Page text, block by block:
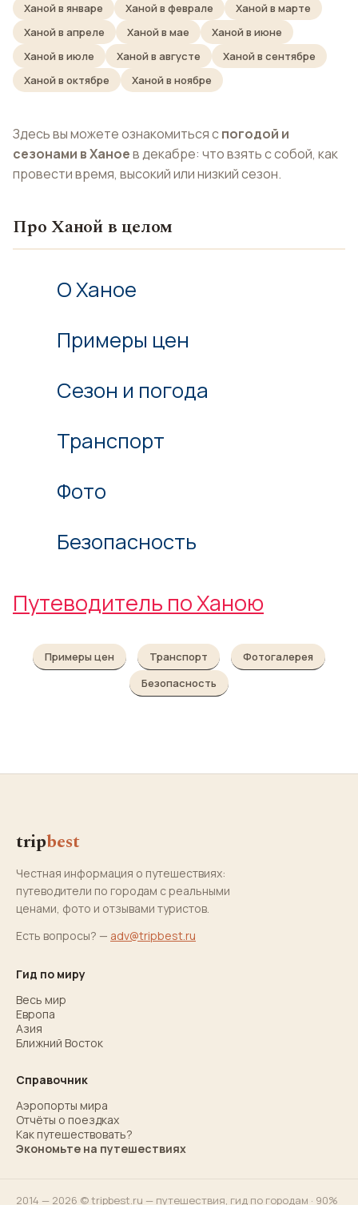
Ханой в январе Ханой в феврале
Ханой в марте
Ханой в апреле
Ханой в мае
Ханой в июне
Ханой в июле
Ханой в августе
Ханой в сентябре
Ханой в октябре
Ханой в ноябре
Здесь вы можете ознакомиться спогодой и
сезонами в Ханоев декабре: что взять с собой, как
провести время, высокий или низкий сезон.
Про Ханой в целом
О Ханое
Примеры цен
Сезон и погода
Транспорт
Фото
Безопасность
Путеводитель по Ханою
Примеры цен Транспорт
Фотогалерея
Безопасность
tripbest
Честная информация о путешествиях:
путеводители по городам с реальными
ценами, фото и отзывами туристов.
Есть вопросы? — adv@tripbest.ru
Гид по миру
Весь мир
Европа
Азия
Ближний Восток
Справочник
Аэропорты мира
Отчёты о поездках
Как путешествовать?
Экономьте на путешествиях
2014 — 2026 © tripbest.ru — путешествия, гид по городам · 90%